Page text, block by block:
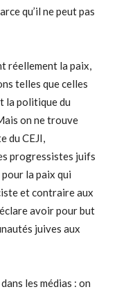
qu’il ne peut pas
réellement la paix,
telles que celles
la politique du
on ne trouve
du CEJI,
progressistes juifs
pour la paix qui
et contraire aux
avoir pour but
juives aux
les médias : on